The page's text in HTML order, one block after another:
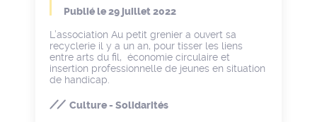
Publié le29 juillet 2022
L’association Au petit grenier a ouvert sa
recyclerie il y a un an, pour tisser les liens
entre arts du fil, économie circulaire et
insertion professionnelle de jeunes en situation
de handicap.
Culture - Solidarités